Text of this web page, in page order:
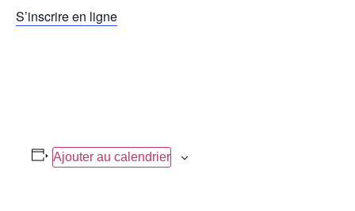
S’inscrire en ligne
Ajouter au calendrier